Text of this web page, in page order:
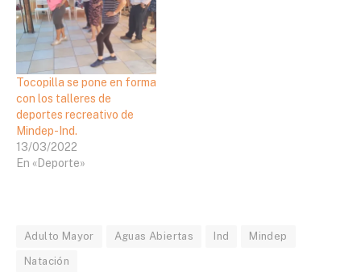
Tocopilla se pone en forma
con los talleres de
deportes recreativo de
Mindep-Ind.
13/03/2022
En «Deporte»
Adulto Mayor Aguas Abiertas Ind Mindep
Natación